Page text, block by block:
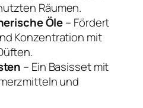
Räumen.
Öle– Fördert
Konzentration mit
– Ein Basisset mit
und